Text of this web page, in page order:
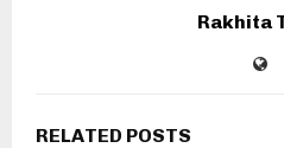
Rakhita
RELATED POSTS